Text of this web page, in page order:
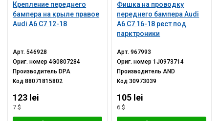
Крепление переднего
бампера на крыле правое
Audi A6 C7 12-18
Арт.546928
Ориг. номер4G0807284
Производитель DPA
Код88071815802
123 lei
7 $
Фишка на проводку
переднего бампера Audi
A6 C7 16-18 рест под
парктроники
Арт.967993
Ориг. номер1J0973714
ПроизводительAND
Код30973039
105 lei
6 $